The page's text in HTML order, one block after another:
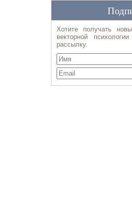
Хотите получать
векторной
рассылку.